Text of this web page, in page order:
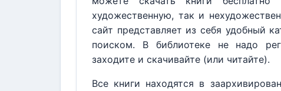
художественную, так и
сайт представляет из себя удобный
поиском. В библиотеке не надо
заходите и скачивайте (или читайте).
Все книги находятся в